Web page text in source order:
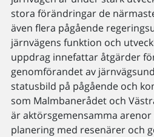
stora förändringar de
även flera pågående
järnvägens funktion och
uppdrag innefattar åtgärder
genomförandet av
statusbild på pågående och
som Malmbanerådet och
är aktörsgemensamma
planering med resenärer och